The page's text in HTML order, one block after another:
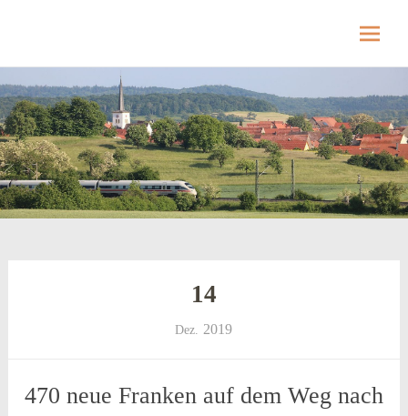
Hellmitzheim.de – fränkisches Dorf am Rande
Skip
content
14
Dez. 2019
470 neue Franken auf dem Weg nach